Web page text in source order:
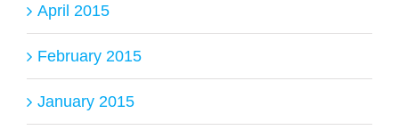
April 2015
February 2015
January 2015